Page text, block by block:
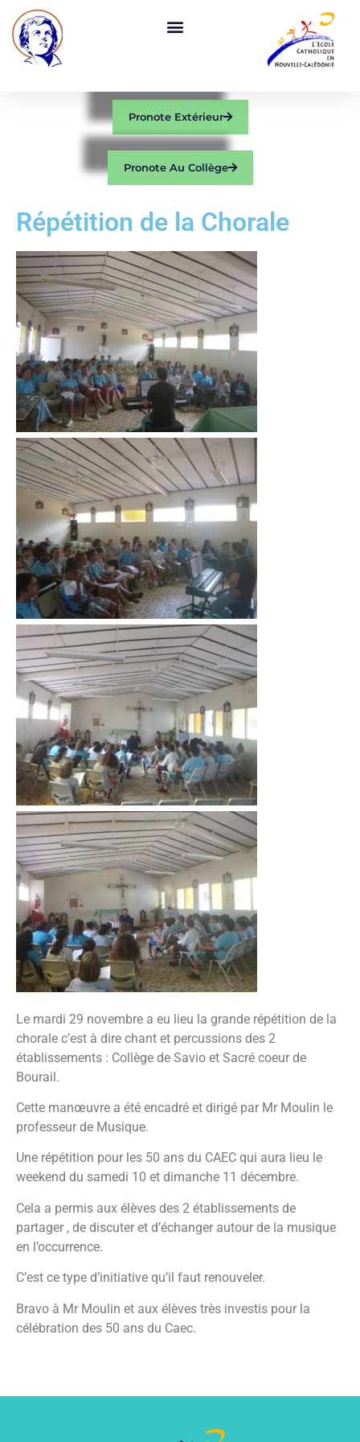
Pronote Extérieur
Pronote Au Collège
Répétition de la Chorale
Le mardi 29 novembre a eu lieu la grande répétition de la
chorale c’est à dire chant et percussions des 2
établissements : Collège de Savio et Sacré coeur de
Bourail.
Cette manœuvre a été encadré et dirigé par Mr Moulin le
professeur de Musique.
Une répétition pour les 50 ans du CAEC qui aura lieu le
weekend du samedi 10 et dimanche 11 décembre.
Cela a permis aux élèves des 2 établissements de
partager , de discuter et d’échanger autour de la musique
en l’occurrence.
C’est ce type d’initiative qu’il faut renouveler.
Bravo à Mr Moulin et aux élèves très investis pour la
célébration des 50 ans du Caec.